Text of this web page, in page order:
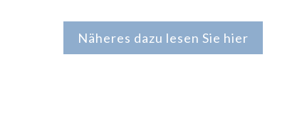
Näheres dazu lesen Sie hier